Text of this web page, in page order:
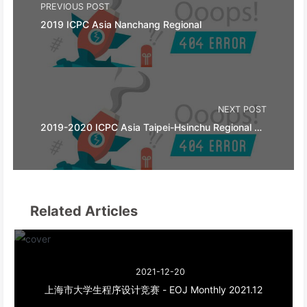
PREVIOUS POST
2019 ICPC Asia Nanchang Regional
NEXT POST
2019-2020 ICPC Asia Taipei-Hsinchu Regional Contest
Related Articles
2021-12-20
上海市大学生程序设计竞赛 - EOJ Monthly 2021.12